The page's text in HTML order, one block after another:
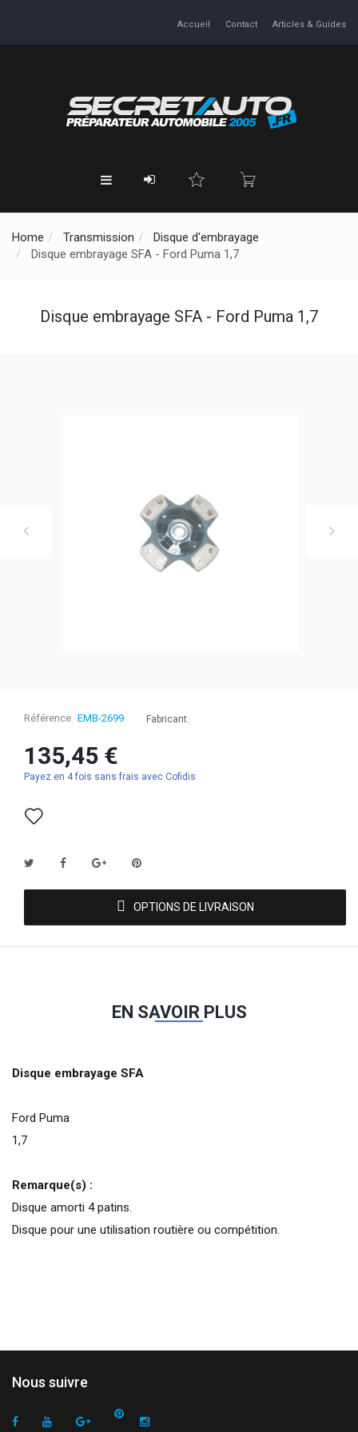
Accueil Contact Articles & Guides
Home Transmission
Disque d'embrayage
Disque embrayage SFA - Ford Puma 1,7
Disque embrayage SFA - Ford Puma 1,7
Référence EMB-2699 Fabricant:
135,45 €
Payez en 4 fois sans frais avec Cofidis
OPTIONS DE LIVRAISON
EN SAVOIR PLUS
Disque embrayage SFA
Ford Puma
1,7
Remarque(s) :
Disque amorti 4 patins.
Disque pour une utilisation routière ou compétition.
Nous suivre